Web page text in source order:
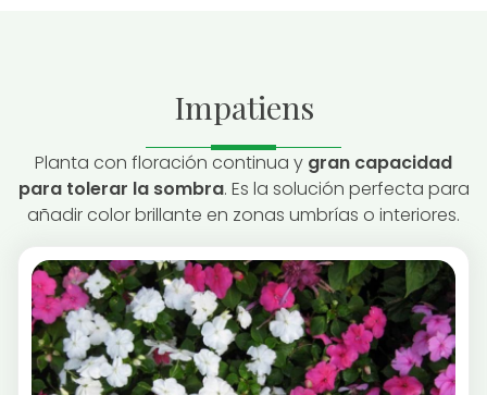
Impatiens
Planta con floración continua y gran capacidad
para tolerar la sombra. Es la solución perfecta para
añadir color brillante en zonas umbrías o interiores.